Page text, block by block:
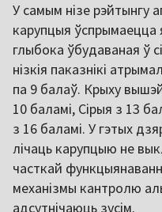
У самым нізе рэйтынгу
карупцыя ўспрымаецца
глыбока ўбудаваная ў
нізкія паказнікі
па 9 балаў. Крыху
10 баламі, Сірыя з 13
з 16 баламі. У гэтых
лічаць карупцыю не
часткай
механізмы кантролю
адсутнічаюць зусім.